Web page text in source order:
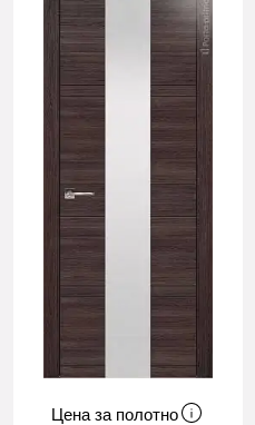
Цена за полотно